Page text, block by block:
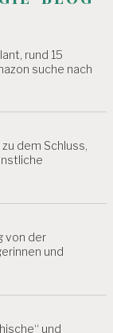
rund 15
suche nach
dem Schluss,
von der
und
und